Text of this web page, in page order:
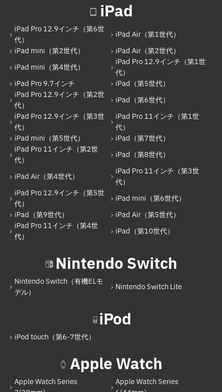
iPad mini（第2世代）
iPad Air（第2世代）
iPad mini（第4世代）
iPad Pro 12.9インチ（第1世代）
iPad Pro 9.7インチ
iPad Pro 12.9インチ（第2世代）
iPad（第6世代）
iPad Pro 12.9インチ（第3世代）
iPad Pro 11インチ（第1世代）
iPad mini（第5世代）
iPad（第7世代）
iPad Pro 11インチ（第2世代）
iPad Air（第4世代）
iPad Pro 11インチ（第3世代）
iPad mini（第6世代）
iPad（第9世代）
iPad Air（第5世代）
iPad Pro 11インチ（第4世代）
iPad
iPad Pro 12.9インチ（第6世
代）
iPad Air（第1世代）
iPad mini（第2世代）
iPad Air（第2世代）
iPad mini（第4世代）
iPad Pro 12.9インチ（第1世
代）
iPad Pro 9.7インチ
iPad（第5世代）
iPad Pro 12.9インチ（第2世
代）
iPad（第6世代）
iPad Pro 12.9インチ（第3世
代）
iPad Pro 11インチ（第1世
代）
iPad mini（第5世代）
iPad（第7世代）
iPad Pro 11インチ（第2世
代）
iPad（第8世代）
iPad Air（第4世代）
iPad Pro 11インチ（第3世
代）
iPad Pro 12.9インチ（第5世
代）
iPad mini（第6世代）
iPad（第9世代）
iPad Air（第5世代）
iPad Pro 11インチ（第4世
代）
iPad（第10世代）
Nintendo Switch
Nintendo Switch（有機ELモ
デル）
Nintendo Switch Lite
iPod
iPod touch（第6-7世代）
Apple Watch
Apple Watch Series
Apple Watch Series